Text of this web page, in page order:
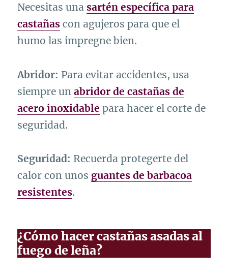
Necesitas una sartén específica para
castañas con agujeros para que el
humo las impregne bien.
Abridor: Para evitar accidentes, usa
siempre unabridor de castañas de
acero inoxidable para hacer el corte de
seguridad.
Seguridad: Recuerda protegerte del
calor con unos guantes de barbacoa
resistentes.
¿Cómo hacer castañas asadas al
fuego de leña?